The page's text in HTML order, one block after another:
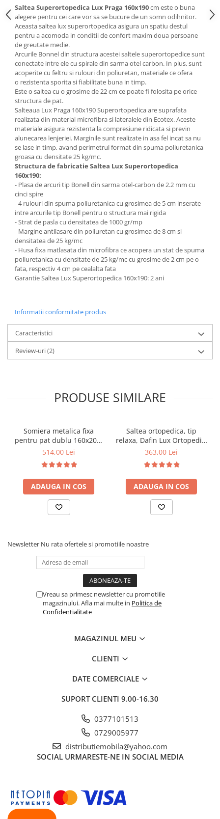
Mobila camera copii
Scaune birou pentru copii
Saltele patuturi copii
Paturi copii
Masa si scaune gradinita
Seturi comode living si dormitor
Saltea Superortopedica Lux Praga 160x190cm este o buna
alegere pentru cei care vor sa se bucure de un somn odihnitor.
Aceasta saltea lux superortopedica asigura un spatiu destul
pentru a acomoda in conditii de confort maxim doua persoane
de greutate medie.
Arcurile Bonnel din structura acestei saltele superortopedice sunt
conectate intre ele cu spirale din sarma otel carbon. In plus, sunt
acoperite cu feltru si rulouri din poliuretan, materiale ce ofera
o rezistenta sporita si fiabilitate buna in timp.
Este o saltea cu o grosime de 22 cm ce poate fi folosita pe orice
structura de pat.
Salteaua Lux Praga 160x190 Superortopedica are suprafata
realizata din material microfibra si lateralele din Ecotex. Aceste
materiale asigura rezistenta la compresiune ridicata si previn
alunecarea lenjeriei. Marginile sunt realizate in asa fel incat sa nu
se lase in timp, avand perimetrul format din spuma poliuretanica
groasa cu densitate 25 kg/mc.
Structura de fabricatie Saltea Lux Superortopedica
160x190:
- Plasa de arcuri tip Bonell din sarma otel-carbon de 2.2 mm cu
cinci spire
- 4 rulouri din spuma poliuretanica cu grosimea de 5 cm inserate
intre arcurile tip Bonell pentru o structura mai rigida
- Strat de pasla cu densitatea de 1000 gr/mp
- Margine antilasare din poliuretan cu grosimea de 8 cm si
densitatea de 25 kg/mc
- Husa fixa matlasata din microfibra ce acopera un stat de spuma
poliuretanica cu densitate de 25 kg/mc cu grosime de 2 cm pe o
fata, respectiv 4 cm pe cealalta fata
Garantie Saltea Lux Superortopedica 160x190: 2 ani
Informatii conformitate produs
Caracteristici
Review-uri(2)
PRODUSE SIMILARE
Somiera metalica fixa
pentru pat dublu 160x200,
6 picioare, 32 lamele lemn
saltea ferm, negru
514,00 Lei
ADAUGA IN COS
Saltea ortopedica, tip
relaxa, Dafin Lux Ortopedic,
90x200x21cm, fermitate
tip Bonell, fata vara-iarna,
sistem de aerisire cu
butoni, Salt Confort
363,00 Lei
ADAUGA IN COS
Newsletter Nu rata ofertele si promotiile noastre
Vreau sa primesc newsletter cu promotiile
magazinului. Afla mai multe in Politica de
Confidentialitate
MAGAZINUL MEU
CLIENTI
DATE COMERCIALE
SUPORT CLIENTI 9.00-16.30
0377101513
0729005977
distributiemobila@yahoo.com
SOCIAL URMARESTE-NE IN SOCIAL MEDIA